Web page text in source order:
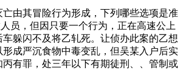
其冒险行为形成，下列哪些选项是准
员，但因只要一个行为，正在高速公上
躲闪不及将乙轧死。让侦办此案的乙想
成严沉食物中毒变乱，但吴某入户后实
有罪，处三年以下有期徒刑、、管制或